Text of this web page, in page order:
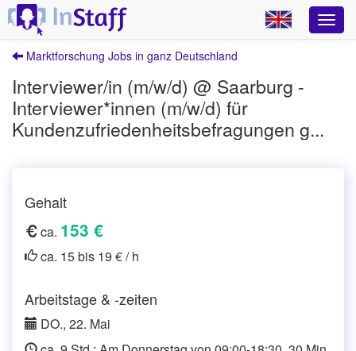
Marktforschung Jobs in ganz Deutschland
Interviewer/in (m/w/d) @ Saarburg -
Interviewer*innen (m/w/d) für
Kundenzufriedenheitsbefragungen g...
Gehalt
ca. 153 €
ca. 15 bis 19 € / h
Arbeitstage & -zeiten
DO., 22. Mai